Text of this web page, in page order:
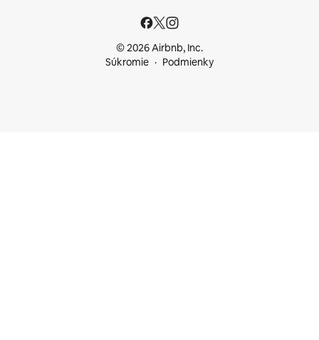
© 2026 Airbnb, Inc.
Súkromie
Podmienky